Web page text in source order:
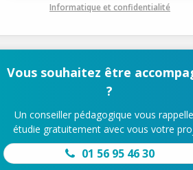
Informatique et confidentialité
Vous souhaitez être
?
Un conseiller pédagogique vous
étudie gratuitement avec vous votre
01 56 95 46 30